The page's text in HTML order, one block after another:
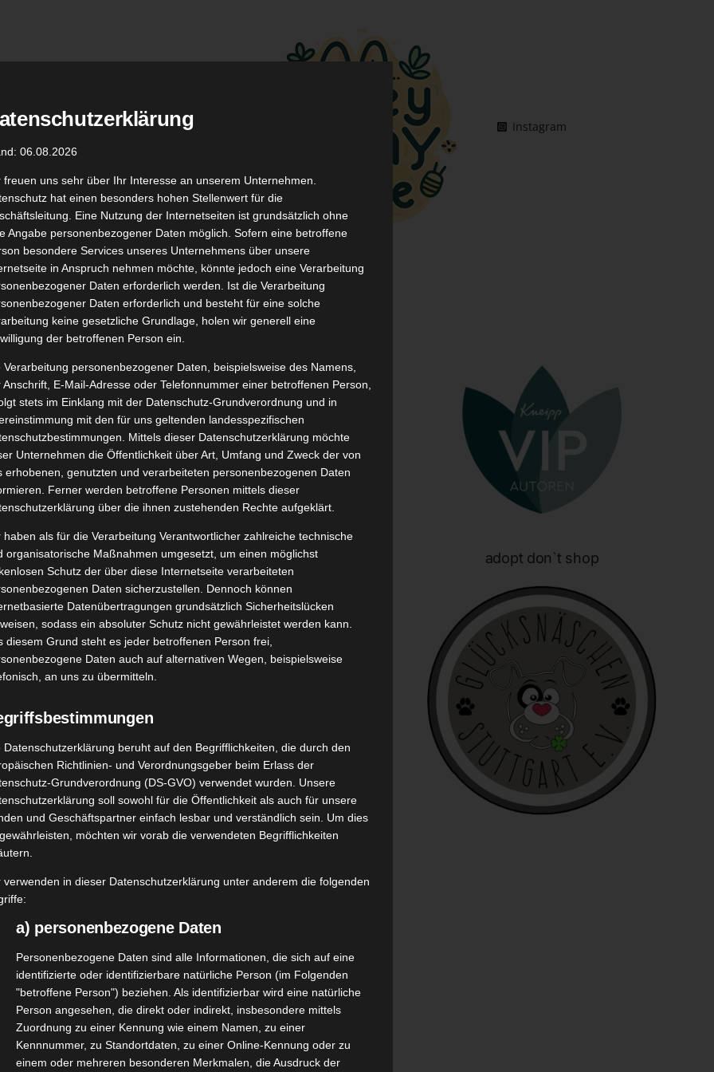
Düfte Coupon Codes Instagram
TikTok YouTube Kontakt
syoss Glaze Intense
Februar 5, 2026 | Haut,Lifestyle,Pflege,Produktvorstellungen
Schlafzimmer
Wellness
Weiterlesen
Anti-Aging Nachtpflege von WELEDA
Januar 23, 2026 | Haut,Lifestyle,Pflege,Produktvorstellungen
Schlafzimmer
Wellness
Weiterlesen
Januar 22, 2026 | Haut,Lifestyle,Produktvorstellungen,Wellness
adopt don`t shop
06.08.2026
freuen uns sehr über Ihr Interesse an unserem Unternehmen.
hat einen besonders hohen Stellenwert für die
Eine Nutzung der Internetseiten ist grundsätzlich ohne
Angabe personenbezogener Daten möglich. Sofern eine betroffene
besondere Services unseres Unternehmens über unsere
in Anspruch nehmen möchte, könnte jedoch eine Verarbeitung
Daten erforderlich werden. Ist die Verarbeitung
Daten erforderlich und besteht für eine solche
keine gesetzliche Grundlage, holen wir generell eine
der betroffenen Person ein.
Verarbeitung personenbezogener Daten, beispielsweise des Namens,
Anschrift, E-Mail-Adresse oder Telefonnummer einer betroffenen Person,
stets im Einklang mit der Datenschutz-Grundverordnung und in
mit den für uns geltenden landesspezifischen
Mittels dieser Datenschutzerklärung möchte
Unternehmen die Öffentlichkeit über Art, Umfang und Zweck der von
erhobenen, genutzten und verarbeiteten personenbezogenen Daten
Ferner werden betroffene Personen mittels dieser
über die ihnen zustehenden Rechte aufgeklärt.
haben als für die Verarbeitung Verantwortlicher zahlreiche technische
organisatorische Maßnahmen umgesetzt, um einen möglichst
Schutz der über diese Internetseite verarbeiteten
Daten sicherzustellen. Dennoch können
Datenübertragungen grundsätzlich Sicherheitslücken
sodass ein absoluter Schutz nicht gewährleistet werden kann.
diesem Grund steht es jeder betroffenen Person frei,
Daten auch auf alternativen Wegen, beispielsweise
an uns zu übermitteln.
Datenschutzerklärung beruht auf den Begrifflichkeiten, die durch den
Richtlinien- und Verordnungsgeber beim Erlass der
Grundverordnung (DS-GVO) verwendet wurden. Unsere
soll sowohl für die Öffentlichkeit als auch für unsere
und Geschäftspartner einfach lesbar und verständlich sein. Um dies
möchten wir vorab die verwendeten Begrifflichkeiten
verwenden in dieser Datenschutzerklärung unter anderem die folgenden
a) personenbezogene Daten
Personenbezogene Daten sind alle Informationen, die sich auf eine
identifizierte oder identifizierbare natürliche Person (im Folgenden
"betroffene Person") beziehen. Als identifizierbar wird eine natürliche
Person angesehen, die direkt oder indirekt, insbesondere mittels
Zuordnung zu einer Kennung wie einem Namen, zu einer
Kennnummer, zu Standortdaten, zu einer Online-Kennung oder zu
einem oder mehreren besonderen Merkmalen, die Ausdruck der